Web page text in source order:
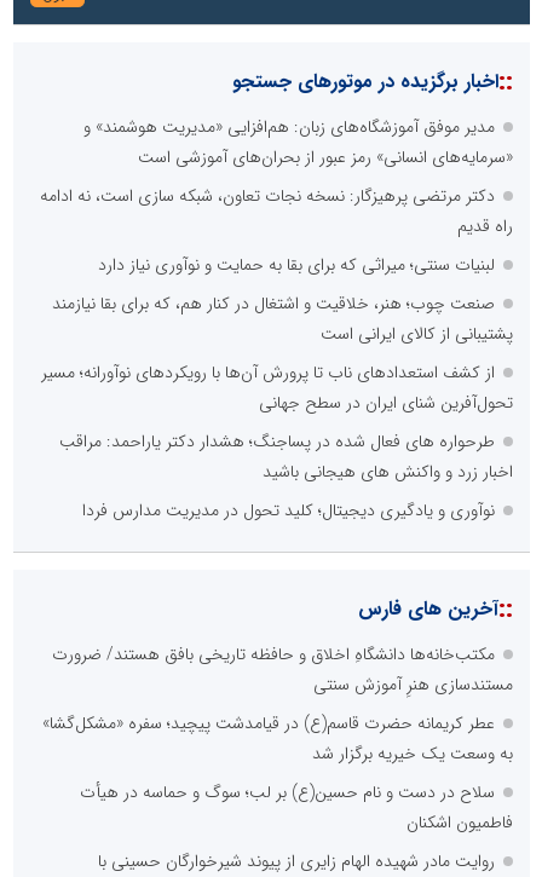
::اخبار برگزیده در موتورهای جستجو
مدیر موفق آموزشگاه‌های زبان: هم‌افزایی «مدیریت هوشمند» و
«سرمایه‌های انسانی» رمز عبور از بحران‌های آموزشی است
دکتر مرتضی پرهیزگار: نسخه نجات تعاون، شبکه سازی است، نه ادامه
راه قدیم
لبنیات سنتی؛ میراثی که برای بقا به حمایت و نوآوری نیاز دارد
صنعت چوب؛ هنر، خلاقیت و اشتغال در کنار هم، که برای بقا نیازمند
پشتیبانی از کالای ایرانی است
از کشف استعدادهای ناب تا پرورش آن‌ها با رویکردهای نوآورانه؛ مسیر
تحول‌آفرین شنای ایران در سطح جهانی
طرحواره های فعال شده در پساجنگ؛ هشدار دکتر یاراحمد: مراقب
اخبار زرد و واکنش های هیجانی باشید
نوآوری و یادگیری دیجیتال؛ کلید تحول در مدیریت مدارس فردا
::آخرین های فارس
مکتب‌خانه‌ها دانشگاهِ اخلاق و حافظه تاریخی بافق هستند/ ضرورت
مستندسازی هنرِ آموزش سنتی
عطر کریمانه حضرت قاسم(ع) در قیامدشت پیچید؛ سفره «مشکل‌گشا»
به وسعت یک خیریه برگزار شد
سلاح در دست و نام حسین(ع) بر لب؛ سوگ و حماسه در هیأت
فاطمیون اشکنان
روایت مادر شهیده الهام زایری از پیوند شیرخوارگان حسینی با